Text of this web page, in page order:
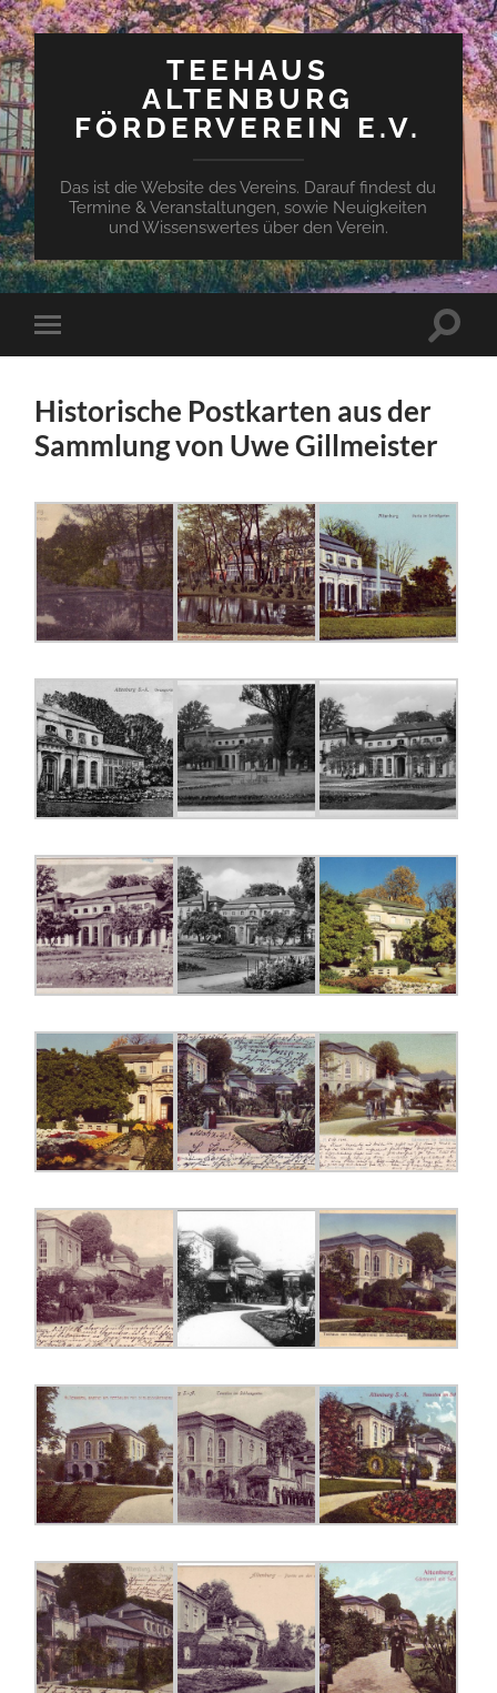
TEEHAUS
ALTENBURG
FÖRDERVEREIN E.V.
Das ist die Website des Vereins. Darauf findest du
Termine & Veranstaltungen, sowie Neuigkeiten
und Wissenswertes über den Verein.
Mobile-
Menü
Historische Postkarten aus der
Sammlung von Uwe Gillmeister